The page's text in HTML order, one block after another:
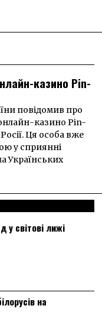
казино Pin-
повідомив про
казино Pin-
Ця особа вже
у сприянні
Українських
у світові лижі
на